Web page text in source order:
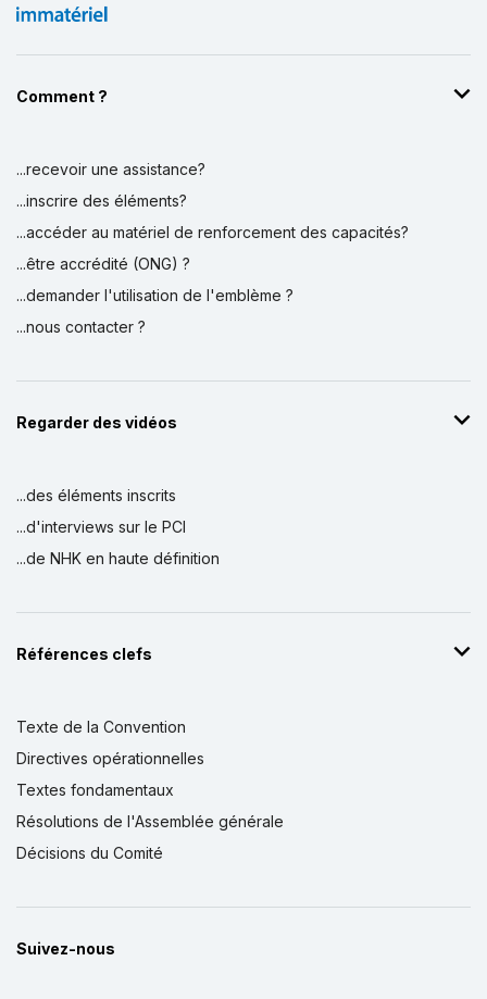
Comment ?
...recevoir une assistance?
...inscrire des éléments?
...accéder au matériel de renforcement des capacités?
...être accrédité (ONG) ?
...demander l'utilisation de l'emblème ?
...nous contacter ?
Regarder des vidéos
...des éléments inscrits
...d'interviews sur le PCI
...de NHK en haute définition
Références clefs
Texte de la Convention
Directives opérationnelles
Textes fondamentaux
Résolutions de l'Assemblée générale
Décisions du Comité
Suivez-nous